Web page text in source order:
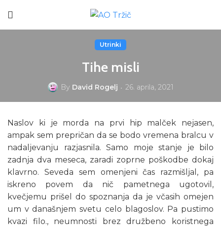
Utrinki
Tihe misli
By David Rogelj 26. aprila, 2021
Naslov ki je morda na prvi hip malček nejasen,
ampak sem prepričan da se bodo vremena bralcu v
nadaljevanju razjasnila. Samo moje stanje je bilo
zadnja dva meseca, zaradi zoprne poškodbe dokaj
klavrno. Seveda sem omenjeni čas razmišljal, pa
iskreno povem da nič pametnega ugotovil,
kvečjemu prišel do spoznanja da je včasih omejen
um v današnjem svetu celo blagoslov. Pa pustimo
kvazi filo., neumnosti brez družbeno koristnega